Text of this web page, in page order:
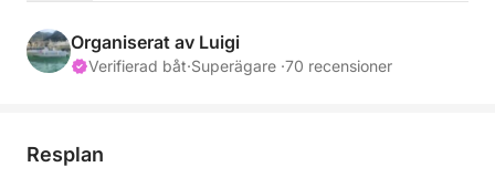
kristallklart vatten.
älskade vikarna i området, känd för havets intensiva
Organiserat av Luigi
Verifierad båt·Superägare ·70 recensioner
Resplan